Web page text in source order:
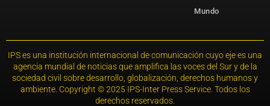
Mundo
IPS es una institución internacional de comunicación cuyo eje es una
agencia mundial de noticias que amplifica las voces del Sur y de la
sociedad civil sobre desarrollo, globalización, derechos humanos y
ambiente. Copyright © 2025 IPS-Inter Press Service. Todos los
derechos reservados.